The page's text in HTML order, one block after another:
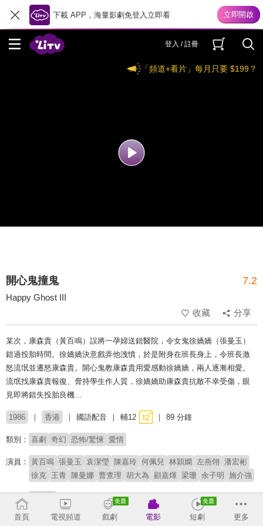
下載 APP，海量影劇免登入立即看
登入 / 註冊
「頻道+看片」每月只要 $199？
開心鬼撞鬼 7.2
Happy Ghost III
收藏
分享
某次，康森貴（黃百鳴）誤將一孕婦送錯醫院，令女鬼徐嬌嬌（張曼玉）
錯過投胎時間。徐嬌嬌決意戲弄他洩憤，於是附身在班長身上，令班長激
怒流氓並遷怒康森貴。開心鬼教康森貴用愛感動徐嬌嬌，兩人逐漸相愛。
流氓找康森貴報復、脅持學生作人質，徐嬌嬌助康森貴抗敵不幸受傷，眼
見即將錯失投胎良機…
1986 香港 國語配音 輔12 89 分鐘
類別： 喜劇 奇幻 恐怖/驚悚 愛情
演員： 黃百鳴 張曼玉 袁潔瑩 陳嘉玲 何佩兒 林穎嫻 左燕翎 潘宏彬
徐克 王青 陳曼娜 曹查理 胡大為 顧嘉煇 梁珊 余子明 施介強
導演：
# 奇幻喜劇
首頁 電視頻道 戲劇 電影 短劇 更多